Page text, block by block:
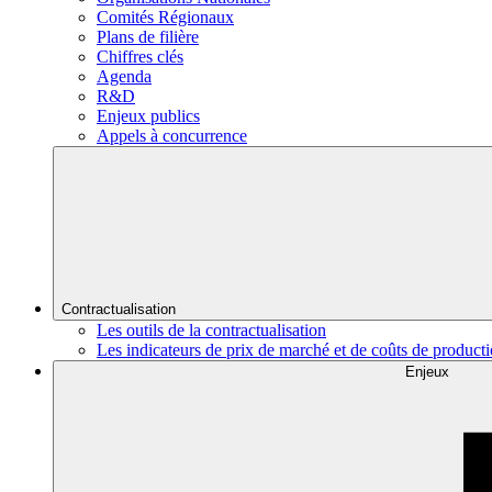
Comités Régionaux
Plans de filière
Chiffres clés
Agenda
R&D
Enjeux publics
Appels à concurrence
Contractualisation
Les outils de la contractualisation
Les indicateurs de prix de marché et de coûts de
Enjeux